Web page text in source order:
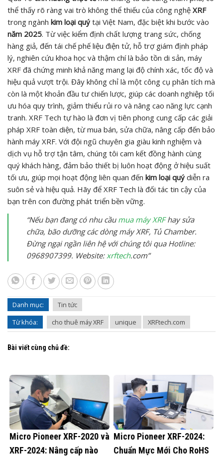
thể thấy rõ ràng vai trò không thể thiếu của công nghệ XRF
trong ngành kim loại quý tại Việt Nam, đặc biệt khi bước vào
năm 2025. Từ việc kiểm định chất lượng trang sức, chống
hàng giả, đến tái chế phế liệu điện tử, hỗ trợ giám định pháp
lý, nghiên cứu khoa học và thậm chí là bảo tồn di sản, máy
XRF đã chứng minh khả năng mang lại độ chính xác, tốc độ và
hiệu quả vượt trội. Đây không chỉ là một công cụ phân tích mà
còn là một khoản đầu tư chiến lược, giúp các doanh nghiệp tối
ưu hóa quy trình, giảm thiểu rủi ro và nâng cao năng lực cạnh
tranh. XRF Tech tự hào là đơn vị tiên phong cung cấp các giải
pháp XRF toàn diện, từ mua bán, sửa chữa, nâng cấp đến bảo
hành máy XRF. Với đội ngũ chuyên gia giàu kinh nghiệm và
dịch vụ hỗ trợ tận tâm, chúng tôi cam kết đồng hành cùng
quý khách hàng, đảm bảo thiết bị luôn hoạt động ở hiệu suất
tối ưu, giúp mọi hoạt động liên quan đến kim loại quý diễn ra
suôn sẻ và hiệu quả. Hãy để XRF Tech là đối tác tin cậy của
bạn trên con đường phát triển bền vững.
“Nếu bạn đang có nhu cầu mua máy XRFhay sửa
chữa, bão dưỡng các dòng máy XRF, Tủ Chamber.
Đừng ngại ngần liên hệ với chúng tôi qua Hotline:
0968907399. Website: xrftech.com”
Danh mục:
Tin tức
Từ khóa:
cho thuê máy XRF unique XRFtech.com
Bài viết cùng chủ đề:
Micro Pioneer XRF-2020 và
XRF-2024: Nâng cấp nào
Micro Pioneer XRF-2024:
Chuẩn Mực Mới Cho RoHS